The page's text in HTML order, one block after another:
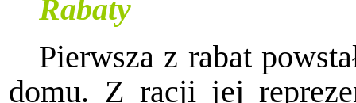
Rabaty
Pierwsza z rabat
domu. Z racji jej